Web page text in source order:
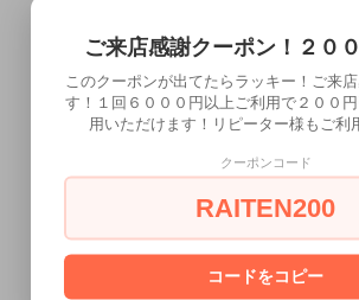
足枷）は18歳未満の方には販売
[ はい ] [ いいえ ]
ご来店感謝クーポン！２０
このクーポンが出てたらラッキー！ご来
す！１回６０００円以上ご利用で２００
用いただけます！リピーター様もご利
クーポンコード
RAITEN200
コードをコピー